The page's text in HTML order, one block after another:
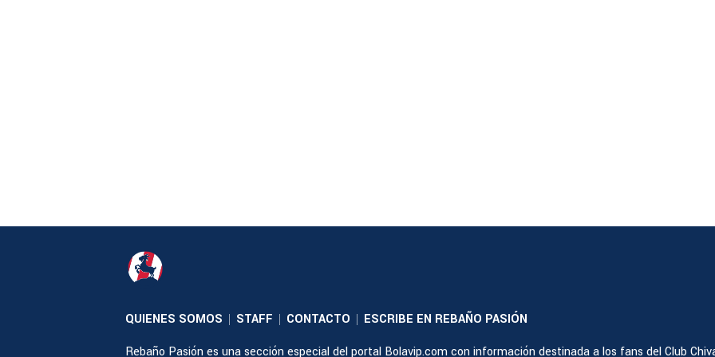
QUIENES SOMOS | STAFF | CONTACTO | ESCRIBE EN REBAÑO PASIÓN
Rebaño Pasión es una sección especial del portal Bolavip.com con información destinada a los fans del Club